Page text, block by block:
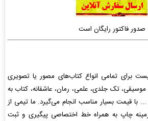
صدور فاکتور رایگان است
برای تمامی انواع کتاب‌های مصور یا تصویری
موسیقی، تک جلدی، علمی، رمان، عاشقانه، کتاب به
با قیمت بسیار مناسب انجام می‌گیرد. ما تیمی از
زمینه چاپ به همراه خط اختصاصی پیگیری و ثبت